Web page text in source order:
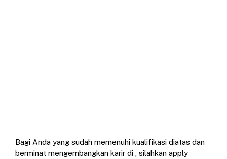
Bagi Anda yang sudah memenuhi kualifikasi diatas dan
berminat mengembangkan karir di , silahkan apply